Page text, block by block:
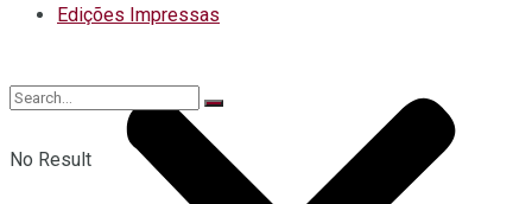
Edições Impressas
No Result